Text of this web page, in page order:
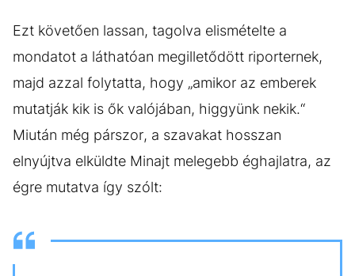
Ezt követően lassan, tagolva elismételte a
mondatot a láthatóan megilletődött riporternek,
majd azzal folytatta, hogy „amikor az emberek
mutatják kik is ők valójában, higgyünk nekik.“
Miután még párszor, a szavakat hosszan
elnyújtva elküldte Minajt melegebb éghajlatra, az
égre mutatva így szólt: